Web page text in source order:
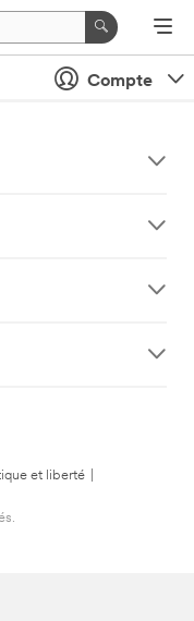
Compte
et liberté